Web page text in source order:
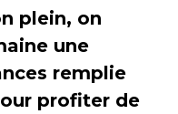
plein, on
une
remplie
profiter de